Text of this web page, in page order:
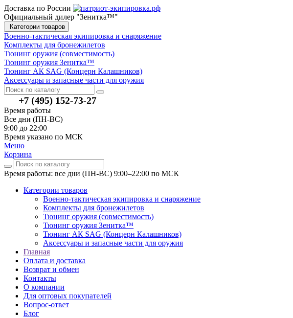
Доставка по России
Официальный дилер "Зенитка™"
Категории товаров
Военно-тактическая экипировка и снаряжение
Комплекты для бронежилетов
Тюнинг оружия (совместимость)
Тюнинг оружия Зенитка™
Тюнинг АК SAG (Концерн Калашников)
Аксессуары и запасные части для оружия
+7 (495) 152-73-27
Время работы
Все дни (ПН-ВС)
9:00 до 22:00
Время указано по МСК
Меню
Корзина
Время работы: все дни (ПН-ВС) 9:00–22:00 по МСК
Категории товаров
Военно-тактическая экипировка и снаряжение
Комплекты для бронежилетов
Тюнинг оружия (совместимость)
Тюнинг оружия Зенитка™
Тюнинг АК SAG (Концерн Калашников)
Аксессуары и запасные части для оружия
Главная
Оплата и доставка
Возврат и обмен
Контакты
О компании
Для оптовых покупателей
Вопрос-ответ
Блог